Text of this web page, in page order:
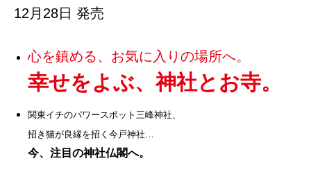
12月28日 発売
心を鎮める、お気に入りの場所へ。
幸せをよぶ、神社とお寺。
関東イチのパワースポット三峰神社、
招き猫が良縁を招く今戸神社…
今、注目の神社仏閣へ。